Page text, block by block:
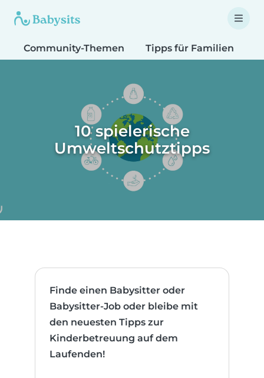
Community-Themen Tipps für Familien
10 spielerische
Umweltschutztipps
Finde einen Babysitter oder
Babysitter-Job oder bleibe mit
den neuesten Tipps zur
Kinderbetreuung auf dem
Laufenden!